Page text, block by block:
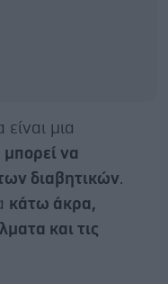
μια
μπορεί να
διαβητικών.
κάτω άκρα,
και τις